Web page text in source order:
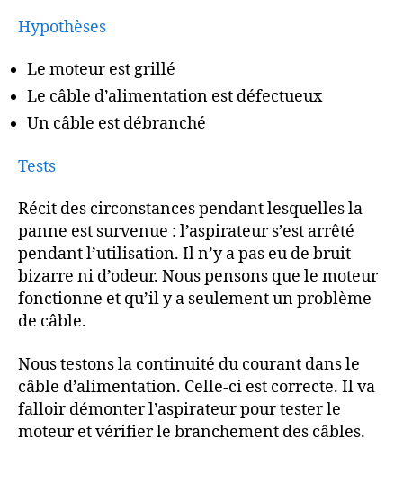
Hypothèses
Le moteur est grillé
Le câble d’alimentation est défectueux
Un câble est débranché
Tests
Récit des circonstances pendant lesquelles la
panne est survenue : l’aspirateur s’est arrêté
pendant l’utilisation. Il n’y a pas eu de bruit
bizarre ni d’odeur. Nous pensons que le moteur
fonctionne et qu’il y a seulement un problème
de câble.
Nous testons la continuité du courant dans le
câble d’alimentation. Celle-ci est correcte. Il va
falloir démonter l’aspirateur pour tester le
moteur et vérifier le branchement des câbles.